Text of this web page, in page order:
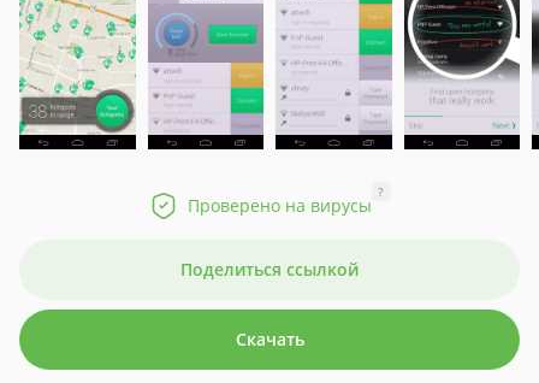
Проверено на вирусы
?
Поделиться ссылкой
Скачать